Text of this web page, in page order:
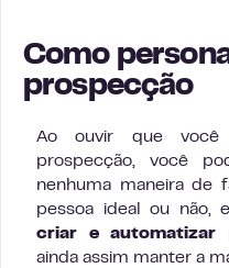
Como
prospecção
Ao ouvir que você
prospecção, você
nenhuma maneira de
pessoa ideal ou não,
criar e automatizar
ainda assim manter a